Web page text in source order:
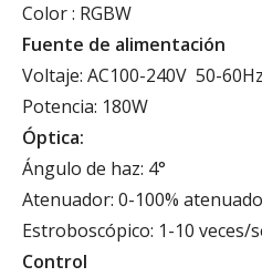
Color : RGBW
Fuente de alimentación
Voltaje: AC100-240V 50-60Hz
Potencia: 180W
Óptica:
Ángulo de haz: 4°
Atenuador: 0-100%
Estroboscópico: 1-10 veces/
Control